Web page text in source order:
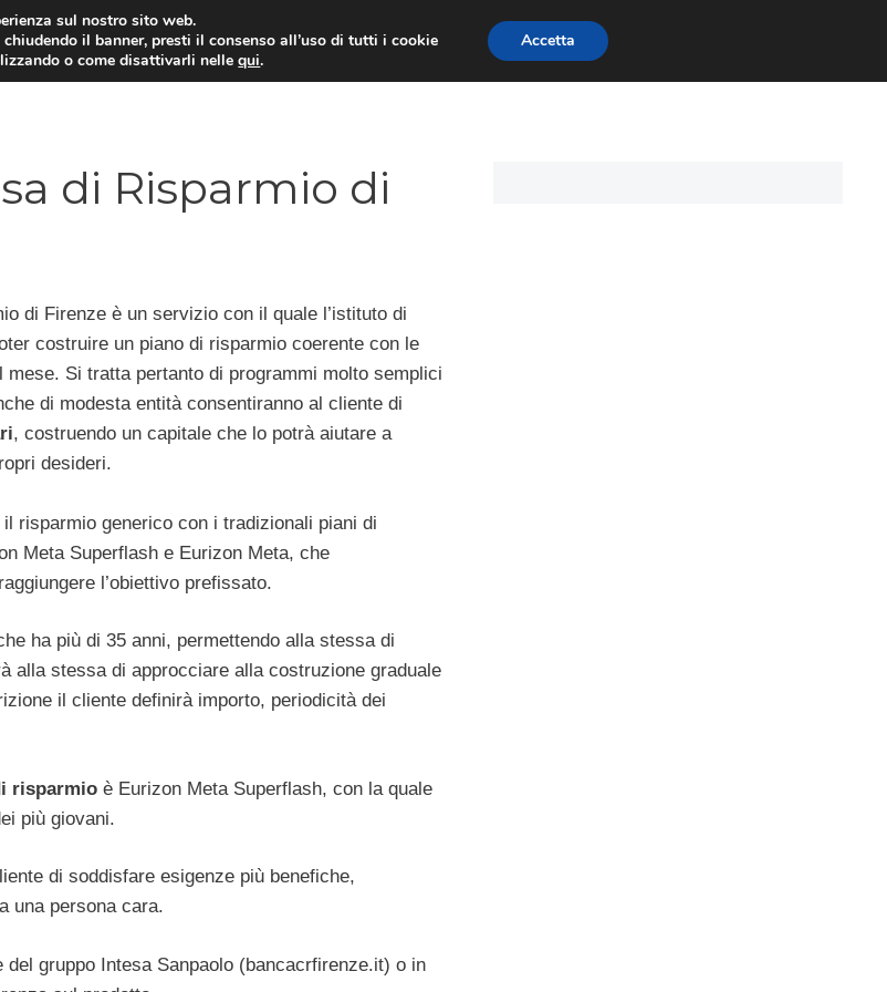
PRESTITI
di Risparmio di
di Firenze è un servizio con il quale l’istituto di
costruire un piano di risparmio coerente con le
Si tratta pertanto di programmi molto semplici
di modesta entità consentiranno al cliente di
, costruendo un capitale che lo potrà aiutare a
desideri.
risparmio generico con i tradizionali piani di
Meta Superflash e Eurizon Meta, che
l’obiettivo prefissato.
ha più di 35 anni, permettendo alla stessa di
alla stessa di approcciare alla costruzione graduale
il cliente definirà importo, periodicità dei
risparmio è Eurizon Meta Superflash, con la quale
più giovani.
di soddisfare esigenze più benefiche,
a una persona cara.
gruppo Intesa Sanpaolo (bancacrfirenze.it) o in
sul nostro sito web.
il banner, presti il consenso all’uso di tutti i cookie
o come disattivarli nellequi.
Accetta